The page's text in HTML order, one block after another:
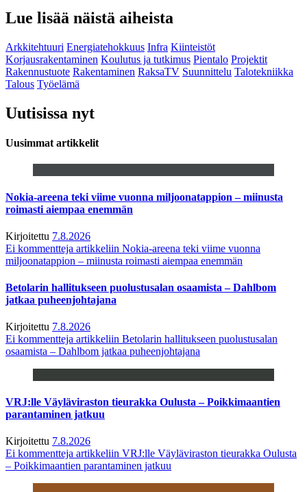
Lue lisää näistä aiheista
Arkkitehtuuri Energiatehokkuus Infra Kiinteistöt
Korjausrakentaminen Koulutus ja tutkimus Pientalo Projektit
Rakennustuote Rakentaminen RaksaTV Suunnittelu Talotekniikka
Talous Työelämä
Uutisissa nyt
Uusimmat artikkelit
Nokia-areena teki viime vuonna miljoonatappion – miinusta
roimasti aiempaa enemmän
Kirjoitettu 7.8.2026
Ei kommentteja artikkeliin Nokia-areena teki viime vuonna
miljoonatappion – miinusta roimasti aiempaa enemmän
Betolarin hallitukseen puolustusalan osaamista – Dahlbom
jatkaa puheenjohtajana
Kirjoitettu 7.8.2026
Ei kommentteja artikkeliin Betolarin hallitukseen puolustusalan
osaamista – Dahlbom jatkaa puheenjohtajana
VRJ:lle Väyläviraston tieurakka Oulusta – Poikkimaantien
parantaminen jatkuu
Kirjoitettu 7.8.2026
Ei kommentteja artikkeliin VRJ:lle Väyläviraston tieurakka Oulusta
– Poikkimaantien parantaminen jatkuu